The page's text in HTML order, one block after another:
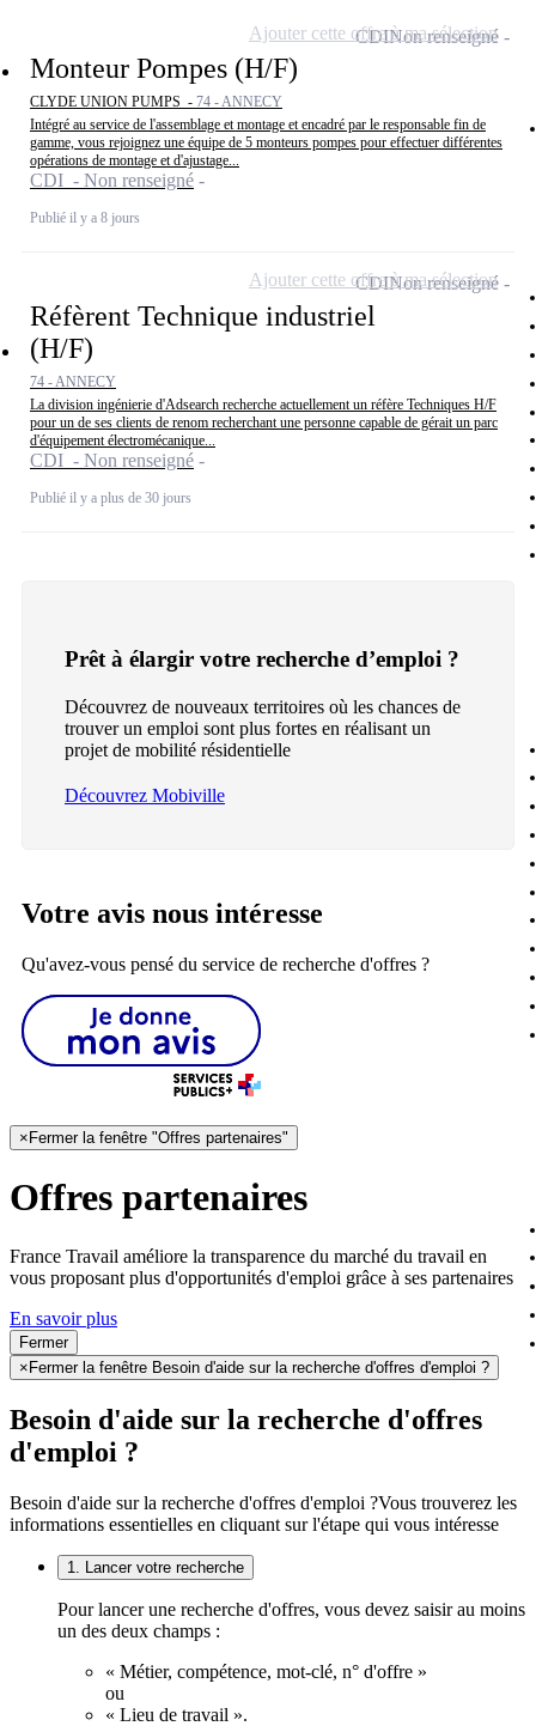
Monteur Pompes (H/F)
CLYDE UNION PUMPS - 74 - ANNECY
Intégré au service de l'assemblage et montage et encadré par le responsable fin de
gamme, vous rejoignez une équipe de 5 monteurs pompes pour effectuer différentes
opérations de montage et d'ajustage...
CDI - Non renseigné
Publié il y a 8 jours
CDINon renseigné
Ajouter cette offre à ma sélection
Réfèrent Technique industriel
(H/F)
74 - ANNECY
La division ingénierie d'Adsearch recherche actuellement un réfère Techniques H/F
pour un de ses clients de renom recherchant une personne capable de gérait un parc
d'équipement électromécanique...
CDI - Non renseigné
Publié il y a plus de 30 jours
CDINon renseigné
Ajouter cette offre à ma sélection
Prêt à élargir votre recherche d’emploi ?
Découvrez de nouveaux territoires où les chances de
trouver un emploi sont plus fortes en réalisant un
projet de mobilité résidentielle
Découvrez Mobiville
Votre avis nous intéresse
Qu'avez-vous pensé du service de recherche d'offres ?
× Fermer la fenêtre "Offres partenaires"
Offres partenaires
France Travail améliore la transparence du marché du travail en
vous proposant plus d'opportunités d'emploi grâce à ses partenaires
En savoir plus
Fermer
× Fermer la fenêtre Besoin d'aide sur la recherche d'offres d'emploi ?
Besoin d'aide sur la recherche d'offres
d'emploi ?
Besoin d'aide sur la recherche d'offres d'emploi ?Vous trouverez les
informations essentielles en cliquant sur l'étape qui vous intéresse
1. Lancer votre recherche
Pour lancer une recherche d'offres, vous devez saisir au moins
un des deux champs :
« Métier, compétence, mot-clé, n° d'offre »
ou
« Lieu de travail ».